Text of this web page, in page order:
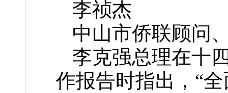
李祯杰
中山市侨联顾问
李克强总理在十
作报告时指出，“